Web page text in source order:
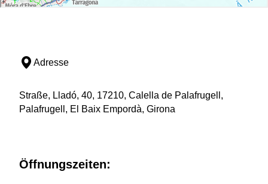
Adresse
Straße, Lladó, 40, 17210, Calella de Palafrugell,
Palafrugell, El Baix Empordà, Girona
Öffnungszeiten: